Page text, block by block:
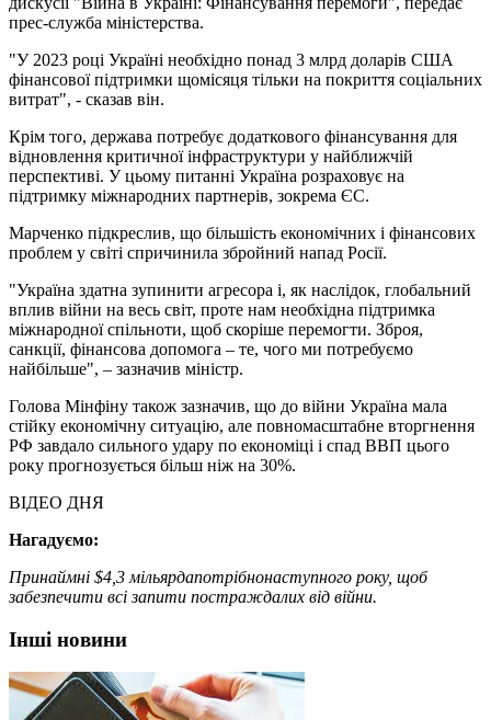
прес-служба міністерства.
"У 2023 році Україні необхідно понад 3 млрд доларів США
фінансової підтримки щомісяця тільки на покриття соціальних
витрат", - сказав він.
Крім того, держава потребує додаткового фінансування для
відновлення критичної інфраструктури у найближчій
перспективі. У цьому питанні Україна розраховує на
підтримку міжнародних партнерів, зокрема ЄС.
Марченко підкреслив, що більшість економічних і фінансових
проблем у світі спричинила збройний напад Росії.
"Україна здатна зупинити агресора і, як наслідок, глобальний
вплив війни на весь світ, проте нам необхідна підтримка
міжнародної спільноти, щоб скоріше перемогти. Зброя,
санкції, фінансова допомога – те, чого ми потребуємо
найбільше", – зазначив міністр.
Голова Мінфіну також зазначив, що до війни Україна мала
стійку економічну ситуацію, але повномасштабне вторгнення
РФ завдало сильного удару по економіці і спад ВВП цього
року прогнозується більш ніж на 30%.
ВІДЕО ДНЯ
Нагадуємо:
Принаймні $4,3 мільярдапотрібнонаступного року, щоб
забезпечити всі запити постраждалих від війни.
Інші новини